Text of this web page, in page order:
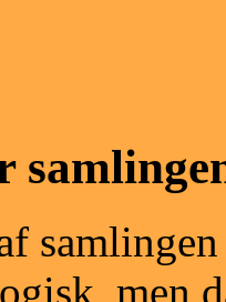
men